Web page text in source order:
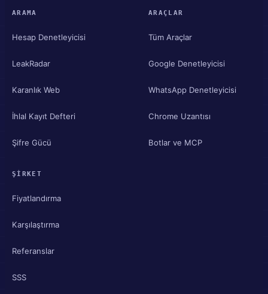
ARAMA
Hesap Denetleyicisi
LeakRadar
Karanlık Web
İhlal Kayıt Defteri
Şifre Gücü
ARAÇLAR
Tüm Araçlar
Google Denetleyicisi
WhatsApp Denetleyicisi
Chrome Uzantısı
Botlar ve MCP
ŞIRKET
Fiyatlandırma
Karşılaştırma
Referanslar
SSS